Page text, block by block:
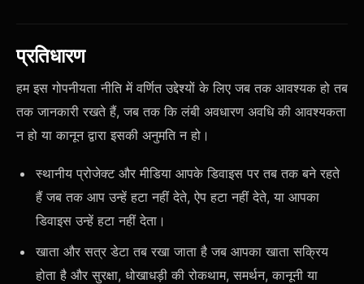
प्रतिधारण
हम इस गोपनीयता नीति में वर्णित उद्देश्यों के लिए जब तक आवश्यक हो तब
तक जानकारी रखते हैं, जब तक कि लंबी अवधारण अवधि की आवश्यकता
न हो या कानून द्वारा इसकी अनुमति न हो।
स्थानीय प्रोजेक्ट और मीडिया आपके डिवाइस पर तब तक बने रहते
हैं जब तक आप उन्हें हटा नहीं देते, ऐप हटा नहीं देते, या आपका
डिवाइस उन्हें हटा नहीं देता।
खाता और सत्र डेटा तब रखा जाता है जब आपका खाता सक्रिय
होता है और सुरक्षा, धोखाधड़ी की रोकथाम, समर्थन, कानूनी या